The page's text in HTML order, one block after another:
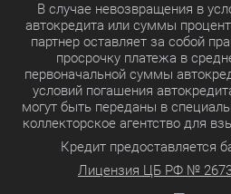
В случае невозвращения в
автокредита или суммы
партнер оставляет за собой
просрочку платежа в
первоначальной суммы
условий погашения
могут быть переданы в
коллекторское агентство для
Кредит предоставляется
Лицензия ЦБ РФ № 2673